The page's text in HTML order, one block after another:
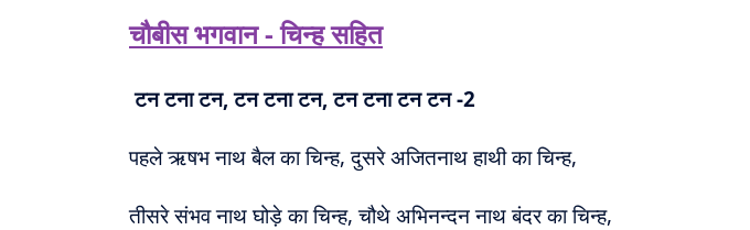
चौबीस भगवान - चिन्ह सहित
टन टना टन, टन टना टन, टन टना टन टन -2
पहले ऋषभ नाथ बैल का चिन्ह, दुसरे अजितनाथ हाथी का चिन्ह,
तीसरे संभव नाथ घोड़े का चिन्ह, चौथे अभिनन्दन नाथ बंदर का चिन्ह,